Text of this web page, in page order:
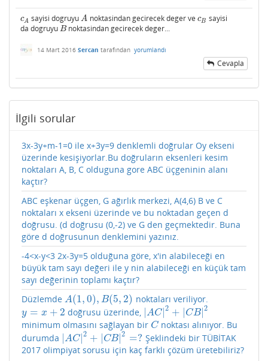
cA
cA sayisi dogruyuA
A noktasindan gecirecek deger ve cB
cB sayisi
da dogruyu B
B noktasindan gecirecek deger...
14 Mart 2016 Sercan tarafından yorumlandı
Cevapla
İlgili sorular
3x-3y+m-1=0 ile x+3y=9 denklemli doğrular Oy ekseni
üzerinde kesişiyorlar.Bu doğruların eksenleri kesim
noktaları A, B, C olduguna gore ABC üçgeninin alanı
kaçtır?
ABC eşkenar üçgen, G ağırlık merkezi, A(4,6) B ve C
noktaları x ekseni üzerinde ve bu noktadan geçen d
doğrusu. (d doğrusu (0,-2) ve G den geçmektedir. Buna
göre d doğrusunun denklemini yazınız.
-4<x-y<3 2x-3y=5 olduğuna göre, x'in alabileceği en
büyük tam sayı değeri ile y nin alabileceği en küçük tam
sayı değerinin toplamı kaçtır?
Düzlemde A(1,0), B(5, 2)
A(1,0) ,B(5 ,2) noktaları veriliyor.
y = x + 2
y= x+ 2 doğrusu üzerinde, |AC |2 + CB| 2
|AC| 2 +|C B|2
minimum olmasını sağlayan bir C
C noktası alınıyor. Bu
durumda
AC| 2 + CB |2 =?
|AC| 2 +|C B|2= ?
Şeklindeki bir TÜBİTAK
2017 olimpiyat sorusu için kaç farklı çözüm üretebiliriz?